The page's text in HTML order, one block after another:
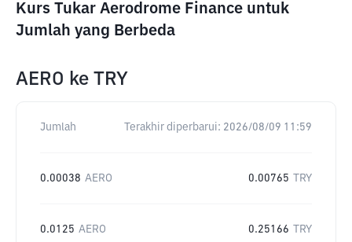
Kurs Tukar Aerodrome Finance untuk
Jumlah yang Berbeda
AERO ke TRY
Jumlah Terakhir diperbarui: 2026/08/09 11:59
0.00038 AERO 0.00765 TRY
0.0125 AERO 0.25166 TRY